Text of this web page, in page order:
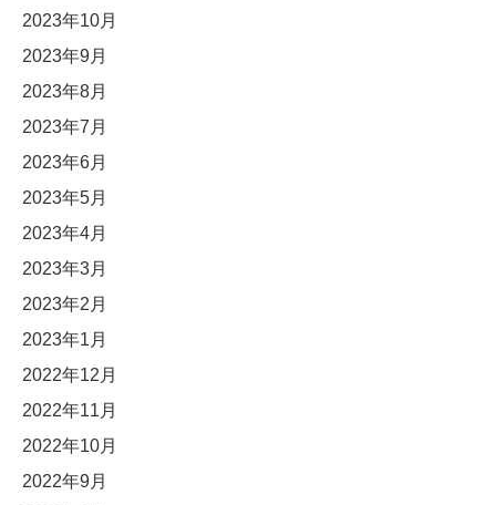
2023年10月
2023年9月
2023年8月
2023年7月
2023年6月
2023年5月
2023年4月
2023年3月
2023年2月
2023年1月
2022年12月
2022年11月
2022年10月
2022年9月